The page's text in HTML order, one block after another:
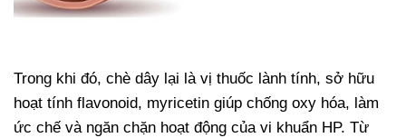
Trong khi đó, chè dây lại là vị thuốc lành tính, sở hữu
hoạt tính flavonoid, myricetin giúp chống oxy hóa, làm
ức chế và ngăn chặn hoạt động của vi khuẩn HP. Từ